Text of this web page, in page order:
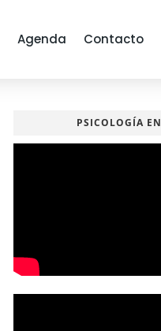
Agenda Contacto
PSICOLOGÍA